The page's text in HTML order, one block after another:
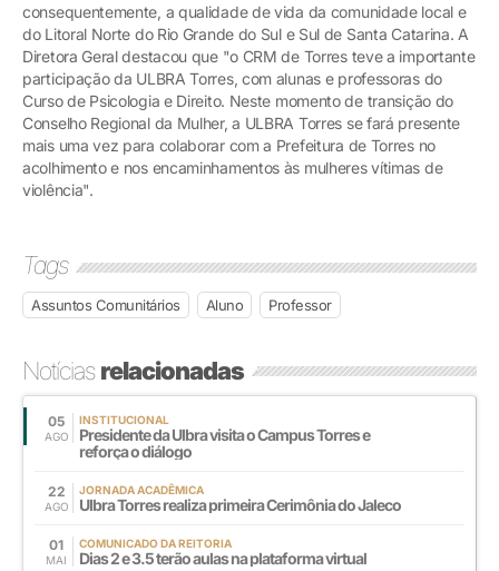
consequentemente, a qualidade de vida da comunidade local e
do Litoral Norte do Rio Grande do Sul e Sul de Santa Catarina. A
Diretora Geral destacou que "o CRM de Torres teve a importante
participação da ULBRA Torres, com alunas e professoras do
Curso de Psicologia e Direito. Neste momento de transição do
Conselho Regional da Mulher, a ULBRA Torres se fará presente
mais uma vez para colaborar com a Prefeitura de Torres no
acolhimento e nos encaminhamentos às mulheres vítimas de
violência".
Tags
Assuntos Comunitários Aluno Professor
Notíciasrelacionadas
05
AGO
INSTITUCIONAL
Presidente da Ulbra visita o Campus Torres e
reforça o diálogo
22
AGO
JORNADA ACADÊMICA
Ulbra Torres realiza primeira Cerimônia do Jaleco
01
MAI
COMUNICADO DA REITORIA
Dias 2 e 3.5 terão aulas na plataforma virtual